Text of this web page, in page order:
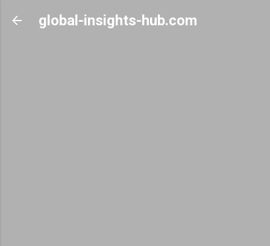
Skip to main content
global-insights-hub.com